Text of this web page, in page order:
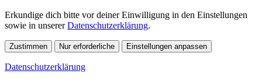
Erkundige dich bitte vor deiner Einwilligung in den Einstellungen
sowie in unsererDatenschutzerklärung.
Zustimmen Nur erforderliche Einstellungen anpassen
Datenschutzerklärung